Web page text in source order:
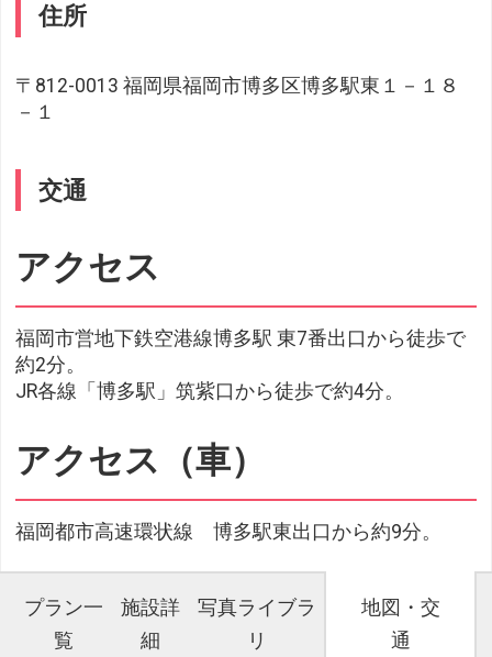
住所
〒812-0013 福岡県福岡市博多区博多駅東１－１８
－１
交通
アクセス
福岡市営地下鉄空港線博多駅 東7番出口から徒歩で
約2分。
JR各線「博多駅」筑紫口から徒歩で約4分。
アクセス（車）
福岡都市高速環状線 博多駅東出口から約9分。
プラン一
覧
施設詳
細
写真ライブラ
リ
地図・交
通